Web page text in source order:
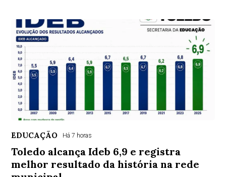
EDUCAÇÃO Há 7 horas
Toledo alcança Ideb 6,9 e registra
melhor resultado da história na rede